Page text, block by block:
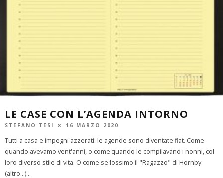
LE CASE CON L’AGENDA INTORNO
STEFANO TESI 16 MARZO 2020
Tutti a casa e impegni azzerati: le agende sono diventate flat. Come
quando avevamo vent'anni, o come quando le compilavano i nonni, col
loro diverso stile di vita. O come se fossimo il "Ragazzo" di Hornby.
(altro…)...